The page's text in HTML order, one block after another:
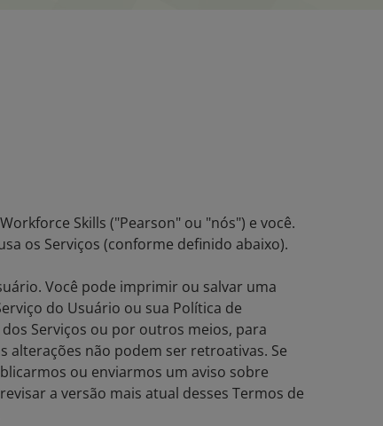
Skills ("Pearson" ou "nós") e você.
os Serviços (conforme definido abaixo).
Você pode imprimir ou salvar uma
do Usuário ou sua Política de
Serviços ou por outros meios, para
alterações não podem ser retroativas. Se
ou enviarmos um aviso sobre
a versão mais atual desses Termos de